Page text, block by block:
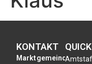
KONTAKT
Marktgemeinde